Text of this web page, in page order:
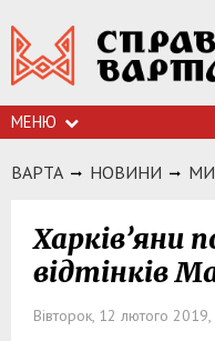
МЕНЮ
ВАРТА НОВИНИ
Харків’яни
відтінків
Вівторок, 12 лютого